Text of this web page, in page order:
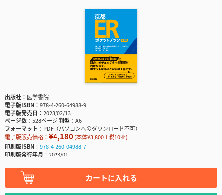
出版社
医学書院
電子版ISBN
978-4-260-64988-9
電子版発売日
2023/02/13
ページ数
528ページ判型
A6
フォーマット
PDF（パソコンへのダウンロード不可）
電子版販売価格： ¥4,180(本体¥3,800＋税10％)
印刷版ISBN
978-4-260-04988-7
印刷版発行年月
2023/01
カートに入れる